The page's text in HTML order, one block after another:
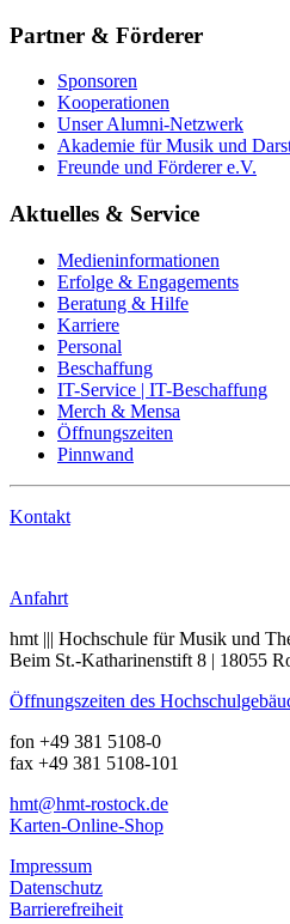
Partner & Förderer
Sponsoren
Kooperationen
Unser Alumni-Netzwerk
Akademie für Musik und
Freunde und Förderer e.V.
Aktuelles & Service
Medieninformationen
Erfolge & Engagements
Beratung & Hilfe
Karriere
Personal
Beschaffung
IT-Service | IT-Beschaffung
Merch & Mensa
Öffnungszeiten
Pinnwand
Kontakt
Anfahrt
hmt ||| Hochschule für Musik und
Beim St.-Katharinenstift 8 | 18055
Öffnungszeiten des
fon +49 381 5108-0
fax +49 381 5108-101
hmt@hmt-rostock.de
Karten-Online-Shop
Impressum
Datenschutz
Barrierefreiheit